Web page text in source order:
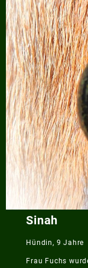
Sinah
Hündin, 9 Jahre
Frau Fuchs